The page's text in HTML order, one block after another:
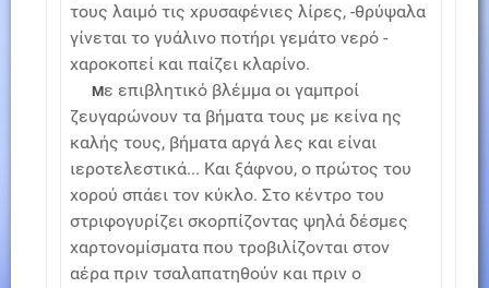
τους λαιμό τις χρυσαφένιες λίρες, -θρύψαλα
γίνεται το γυάλινο ποτήρι γεμάτο νερό -
χαροκοπεί και παίζει κλαρίνο.
Με επιβλητικό βλέμμα οι γαμπροί
ζευγαρώνουν τα βήματα τους με κείνα ης
καλής τους, βήματα αργά λες και είναι
ιεροτελεστικά... Και ξάφνου, ο πρώτος του
χορού σπάει τον κύκλο. Στο κέντρο του
στριφογυρίζει σκορπίζοντας ψηλά δέσμες
χαρτονομίσματα που τροβιλίζονται στον
αέρα πριν τσαλαπατηθούν και πριν ο